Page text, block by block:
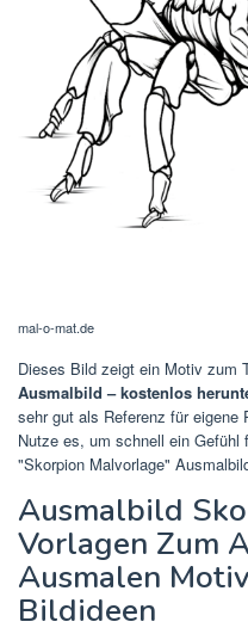
mal-o-mat.de
Dieses Bild zeigt ein Motiv zum
Ausmalbild – kostenlos
sehr gut als Referenz für eigene
Nutze es, um schnell ein
"Skorpion Malvorlage"
Ausmalbild
Vorlagen Zum
Ausmalen
Bildideen